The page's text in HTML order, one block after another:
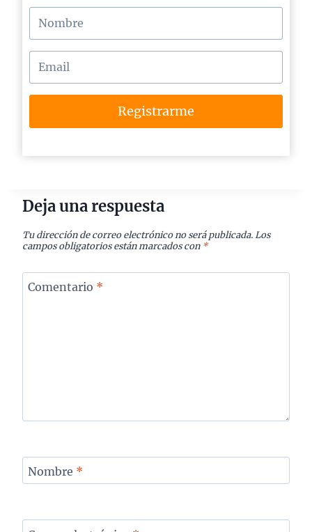
Registrarme
Deja una respuesta
Tu dirección de correo electrónico no será publicada. Los
campos obligatorios están marcados con *
Comentario *
Nombre *